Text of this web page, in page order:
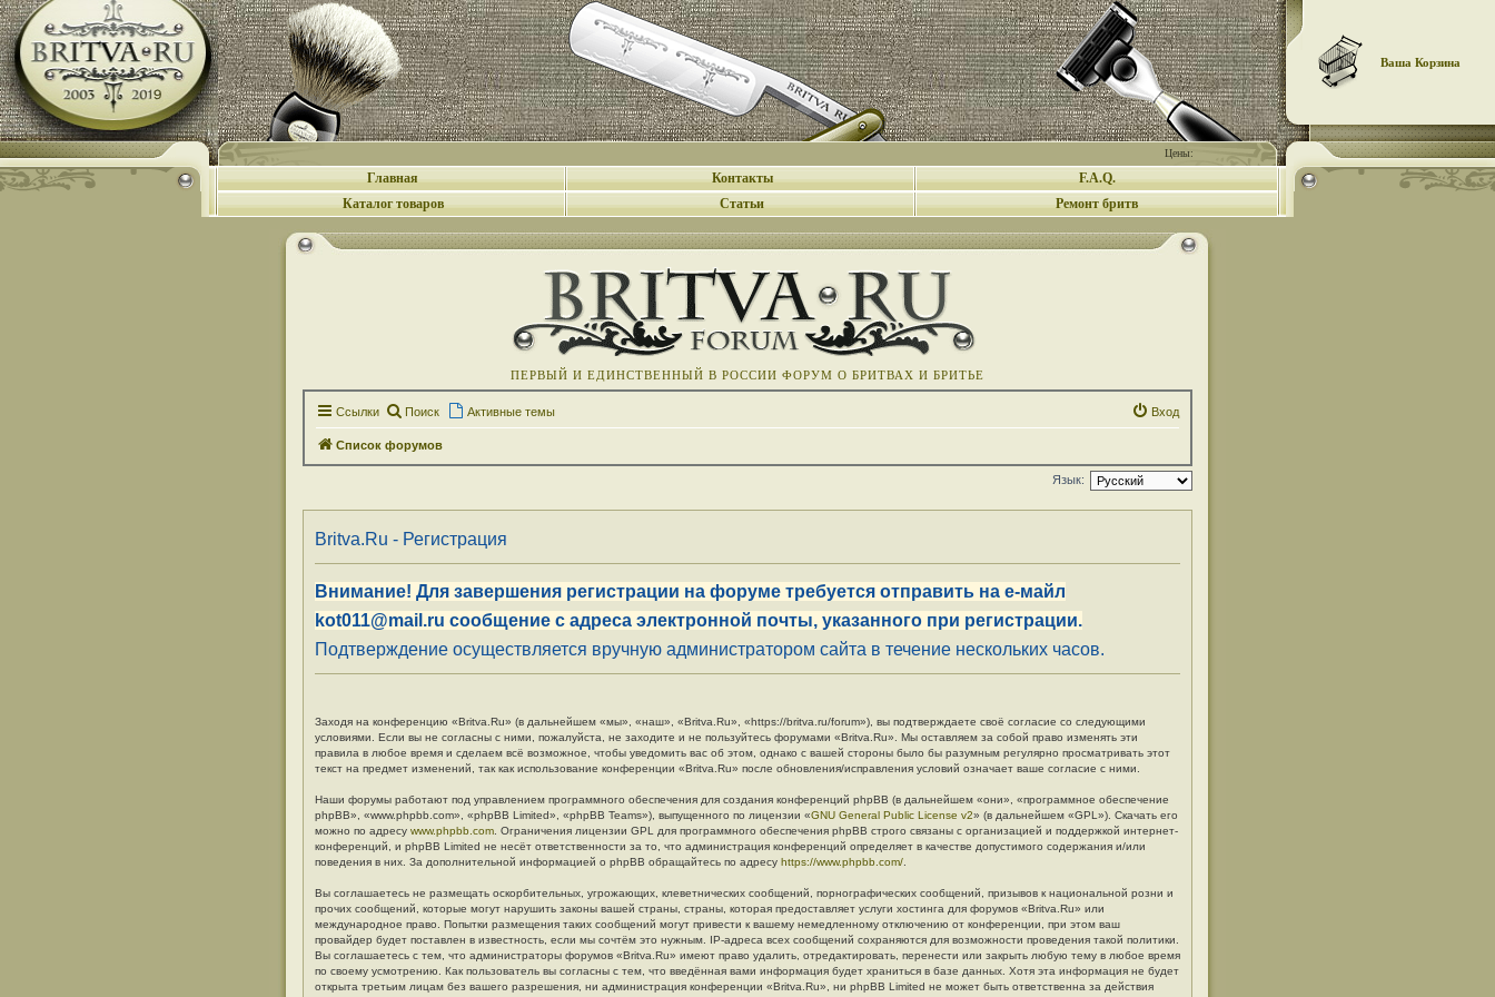
Цены:
Ваша Корзина
Главная Контакты
F.A.Q.
Каталог товаров
Статьи Ремонт бритв
ПЕРВЫЙ И ЕДИНСТВЕННЫЙ В РОССИИ ФОРУМ О БРИТВАХ И БРИТЬЕ
Ссылки Поиск Активные темы Вход
Список форумов
Язык:
Britva.Ru - Регистрация
Внимание! Для завершения регистрации на форуме требуется отправить на е-майл
kot011@mail.ru сообщение с адреса электронной почты, указанного при регистрации.
Подтверждение осуществляется вручную администратором сайта в течение нескольких часов.
Заходя на конференцию «Britva.Ru» (в дальнейшем «мы», «наш», «Britva.Ru», «https://britva.ru/forum»), вы подтверждаете своё согласие со следующими
условиями. Если вы не согласны с ними, пожалуйста, не заходите и не пользуйтесь форумами «Britva.Ru». Мы оставляем за собой право изменять эти
правила в любое время и сделаем всё возможное, чтобы уведомить вас об этом, однако с вашей стороны было бы разумным регулярно просматривать этот
текст на предмет изменений, так как использование конференции «Britva.Ru» после обновления/исправления условий означает ваше согласие с ними.
Наши форумы работают под управлением программного обеспечения для создания конференций phpBB (в дальнейшем «они», «программное обеспечение
phpBB», «www.phpbb.com», «phpBB Limited», «phpBB Teams»), выпущенного по лицензии «GNU General Public License v2» (в дальнейшем «GPL»). Скачать его
можно по адресу www.phpbb.com . Ограничения лицензии GPL для программного обеспечения phpBB строго связаны с организацией и поддержкой интернет-
конференций, и phpBB Limited не несёт ответственности за то, что администрация конференций определяет в качестве допустимого содержания и/или
поведения в них. За дополнительной информацией о phpBB обращайтесь по адресу https://www.phpbb.com/
Вы соглашаетесь не размещать оскорбительных, угрожающих, клеветнических сообщений, порнографических сообщений, призывов к национальной розни и
прочих сообщений, которые могут нарушить законы вашей страны, страны, которая предоставляет услуги хостинга для форумов «Britva.Ru» или
международное право. Попытки размещения таких сообщений могут привести к вашему немедленному отключению от конференции, при этом ваш
провайдер будет поставлен в известность, если мы сочтём это нужным. IP-адреса всех сообщений сохраняются для возможности проведения такой политики.
Вы соглашаетесь с тем, что администраторы форумов «Britva.Ru» имеют право удалить, отредактировать, перенести или закрыть любую тему в любое время
по своему усмотрению. Как пользователь вы согласны с тем, что введённая вами информация будет храниться в базе данных. Хотя эта информация не будет
открыта третьим лицам без вашего разрешения, ни администрация конференции «Britva.Ru», ни phpBB Limited не может быть ответственна за действия